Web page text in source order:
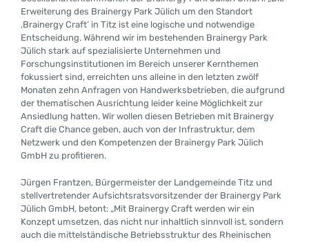
Erweiterung des Brainergy Park Jülich um den Standort
‚Brainergy Craft‘ in Titz ist eine logische und notwendige
Entscheidung. Während wir im bestehenden Brainergy Park
Jülich stark auf spezialisierte Unternehmen und
Forschungsinstitutionen im Bereich unserer Kernthemen
fokussiert sind, erreichten uns alleine in den letzten zwölf
Monaten zehn Anfragen von Handwerksbetrieben, die aufgrund
der thematischen Ausrichtung leider keine Möglichkeit zur
Ansiedlung hatten. Wir wollen diesen Betrieben mit Brainergy
Craft die Chance geben, auch von der Infrastruktur, dem
Netzwerk und den Kompetenzen der Brainergy Park Jülich
GmbH zu profitieren.
Jürgen Frantzen, Bürgermeister der Landgemeinde Titz und
stellvertretender Aufsichtsratsvorsitzender der Brainergy Park
Jülich GmbH, betont: „Mit Brainergy Craft werden wir ein
Konzept umsetzen, das nicht nur inhaltlich sinnvoll ist, sondern
auch die mittelständische Betriebsstruktur des Rheinischen